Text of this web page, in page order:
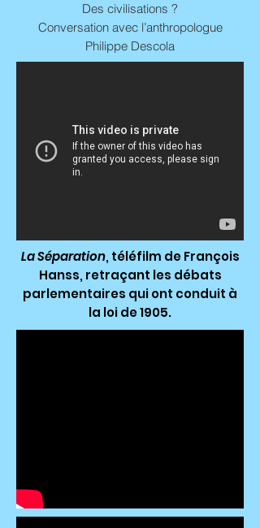
Des civilisations ?
Conversation avec l’anthropologue
Philippe Descola
La Séparation, téléfilm de François
Hanss, retraçant les débats
parlementaires qui ont conduit à
la loi de 1905.